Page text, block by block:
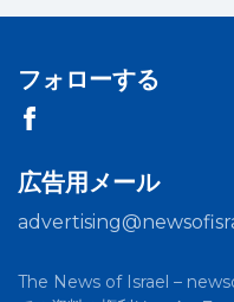
フォローする
広告用メール
The News of Israel –